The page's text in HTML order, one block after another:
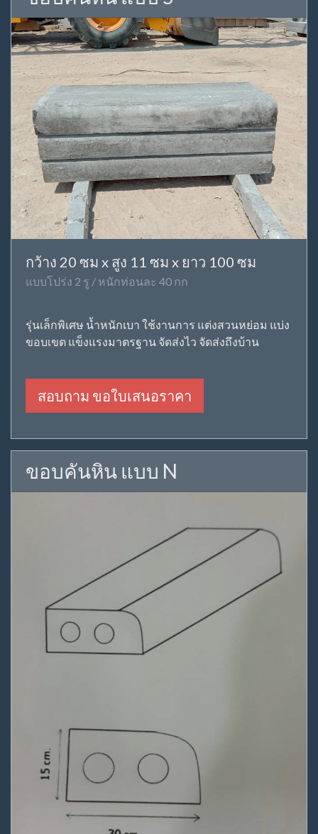
กว้าง 20 ซม x สูง 11 ซม x ยาว 100 ซม
แบบโปร่ง 2 รู / หนักท่อนละ 40 กก
รุ่นเล็กพิเศษ น้ำหนักเบา ใช้งานการ แต่งสวนหย่อม แบ่ง
ขอบเขต แข็งแรงมาตรฐาน จัดส่งไว จัดส่งถึงบ้าน
สอบถาม ขอใบเสนอราคา
ขอบคันหิน แบบ N